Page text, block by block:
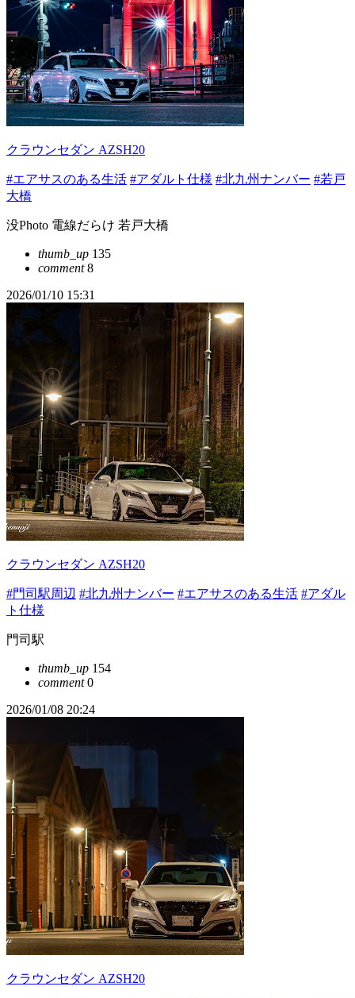
クラウンセダン AZSH20
#エアサスのある生活 #アダルト仕様 #北九州ナンバー #若戸
大橋
没Photo 電線だらけ 若戸大橋
thumb_up 135
comment8
2026/01/10 15:31
クラウンセダン AZSH20
#門司駅周辺 #北九州ナンバー #エアサスのある生活 #アダル
ト仕様
門司駅
thumb_up 154
comment0
2026/01/08 20:24
クラウンセダン AZSH20